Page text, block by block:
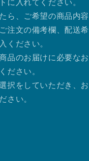
に入れてください。
ら、ご希望の商品内容
注文の備考欄、配送希
ください。
品のお届けに必要なお
ださい。
択をしていただき、お
さい。